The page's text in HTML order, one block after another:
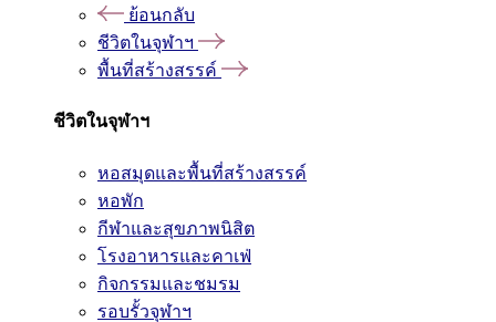
ย้อนกลับ
ชีวิตในจุฬาฯ
พื้นที่สร้างสรรค์
ชีวิตในจุฬาฯ
หอสมุดและพื้นที่สร้างสรรค์
หอพัก
กีฬาและสุขภาพนิสิต
โรงอาหารและคาเฟ่
กิจกรรมและชมรม
รอบรั้วจุฬาฯ